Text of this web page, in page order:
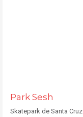
Park Sesh
Skatepark de Santa Cruz